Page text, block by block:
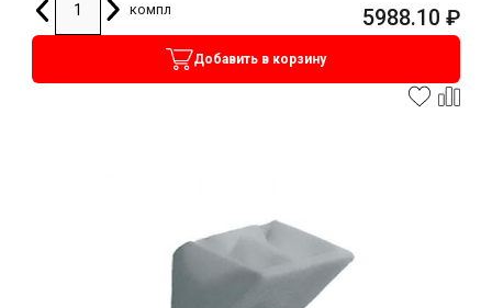
компл
5988.10 ₽
Добавить в корзину